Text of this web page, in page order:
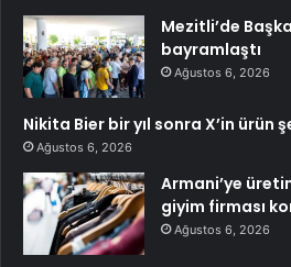
Mezitli’de
bayramlaştı
Ağustos 6, 2026
Nikita Bier bir yıl sonra X’in ürün
Ağustos 6, 2026
Armani’ye
giyim firması
Ağustos 6, 2026